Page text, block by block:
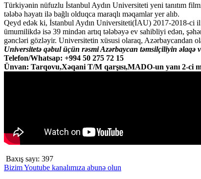
Türkiyənin nüfuzlu İstanbul Aydın Universiteti yeni tanıtım
tələbə həyatı ilə bağlı olduqca maraqlı məqamlar yer alıb.
Qeyd edək ki, İstanbul Aydın Universiteti(İAU) 2017-2018-ci
ümumilikdə isə 39 mindən artıq tələbəyə ev sahibliyi edən,
gəncləri gözləyir. Universitetin xüsusi olaraq, Azərbaycandan
Universitetə qəbul üçün rəsmi Azərbaycan təmsilçiliyin əlaqə
Telefon/Whatsap: +994 50 275 72 15
Ünvan: Tarqovu,Xəqani T/M qarşısı,MADO-un yanı 2-ci
Baxış sayı: 397
Bizim Youtube kanalımıza abunə olun